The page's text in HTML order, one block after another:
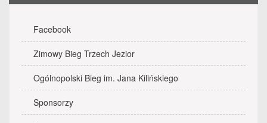
Facebook
Zimowy Bieg Trzech Jezior
Ogólnopolski Bieg im. Jana Kilińskiego
Sponsorzy